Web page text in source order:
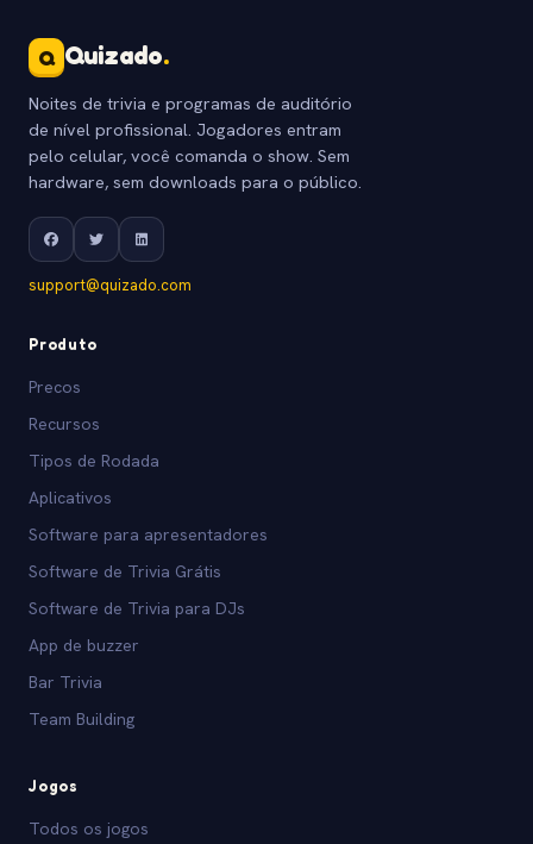
Q Quizado.
Noites de trivia e programas de auditório
de nível profissional. Jogadores entram
pelo celular, você comanda o show. Sem
hardware, sem downloads para o público.
support@quizado.com
Produto
Precos
Recursos
Tipos de Rodada
Aplicativos
Software para apresentadores
Software de Trivia Grátis
Software de Trivia para DJs
App de buzzer
Bar Trivia
Team Building
Jogos
Todos os jogos